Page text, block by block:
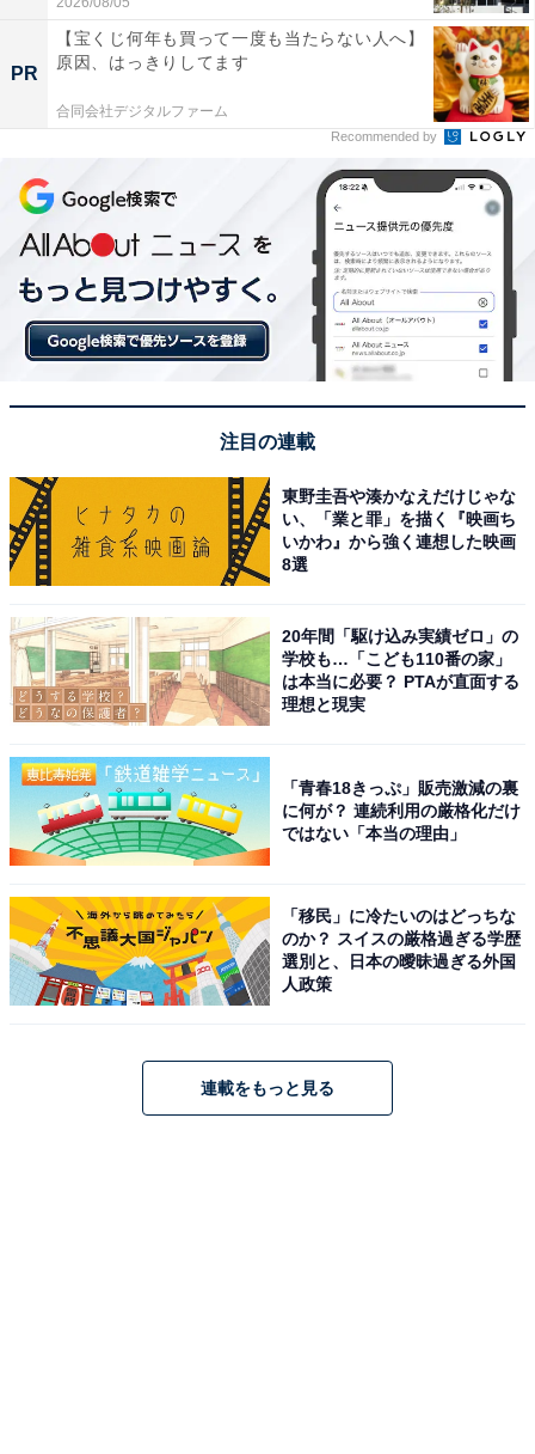
こちらもおすすめ
【リコール開始】トヨタ・レクサス6種の4万台
超の車が修理対象に！ 事故につながる恐れあり
1 2
PR
【宝くじ何年も買って一度も当たらない人へ】
原因、はっきりしてます
合同会社デジタルファーム
Recommended by
注目の連載
東野圭吾や湊かなえだけじゃな
い、「業と罪」を描く『映画ち
いかわ』から強く連想した映画
8選
20年間「駆け込み実績ゼロ」の
学校も…「こども110番の家」
は本当に必要？ PTAが直面する
理想と現実
「青春18きっぷ」販売激減の裏
に何が？ 連続利用の厳格化だけ
ではない「本当の理由」
「移民」に冷たいのはどっちな
のか？ スイスの厳格過ぎる学歴
選別と、日本の曖昧過ぎる外国
人政策
連載をもっと見る